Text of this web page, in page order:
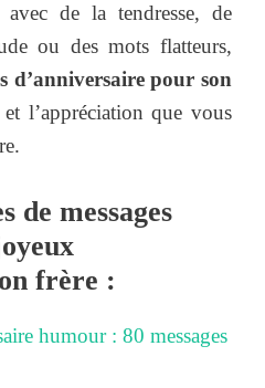
de la tendresse, de
ou des mots flatteurs,
d’anniversaire pour son
l’appréciation que vous
de messages
frère :
humour : 80 messages